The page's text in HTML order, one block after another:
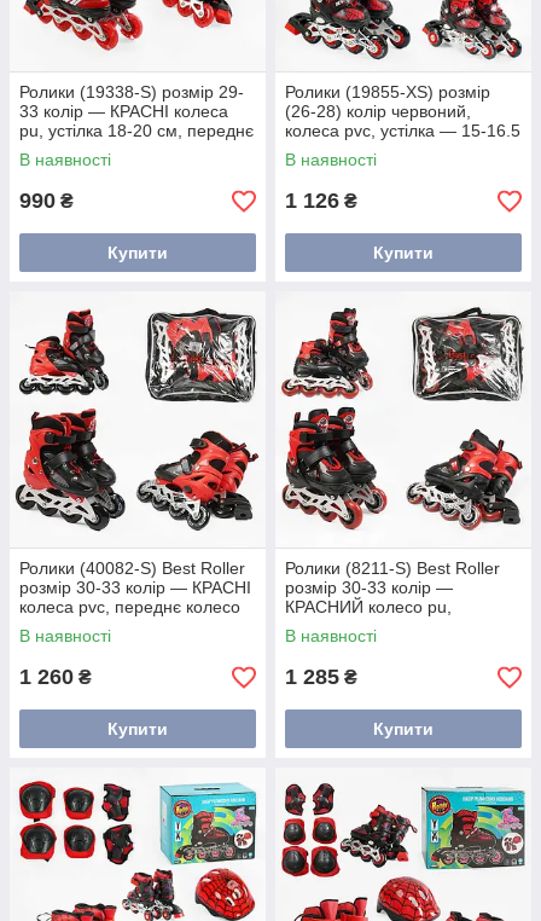
Ролики (19338-S) розмір 29-
33 колір — КРАСНІ колеса
pu, устілка 18-20 см, переднє
колесо світло, d — 6.5 см, у
сумці
В наявності
990 ₴
Купити
Ролики (19855-XS) розмір
(26-28) колір червоний,
колеса pvc, устілка — 15-16.5
см, d коліс — 6 см, переднє зі
світлом, переставні
В наявності
1 126 ₴
Купити
Ролики (40082-S) Best Roller
розмір 30-33 колір — КРАСНІ
колеса pvc, переднє колесо
світло, устілка — 17-19.5 см,
d коліс — 6.5
В наявності
1 260 ₴
Купити
Ролики (8211-S) Best Roller
розмір 30-33 колір —
КРАСНИЙ колесо pu,
переднє колесо світло, у
сумці, устілка — 17-19.5 см,
В наявності
1 285 ₴
Купити